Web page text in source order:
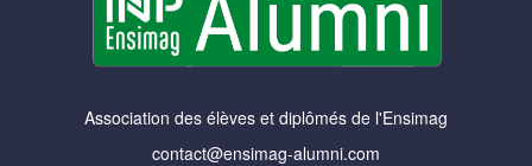
Association des élèves et diplômés de l'Ensimag
contact@ensimag-alumni.com